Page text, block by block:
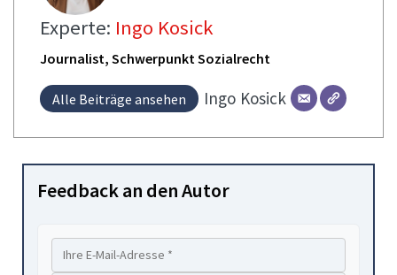
Experte: Ingo Kosick
Journalist, Schwerpunkt Sozialrecht
Alle Beiträge ansehen Ingo Kosick
Feedback an den Autor